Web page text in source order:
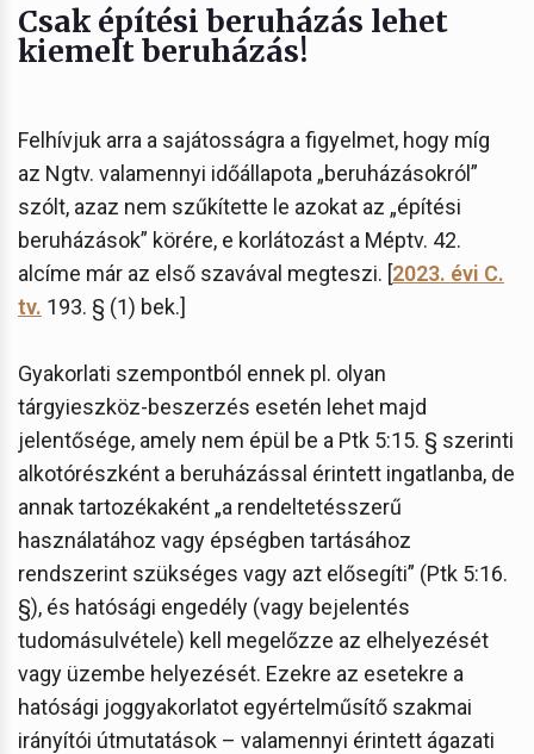
Csak építési beruházás lehet
kiemelt beruházás!
Felhívjuk arra a sajátosságra a figyelmet, hogy míg
az Ngtv. valamennyi időállapota „beruházásokról”
szólt, azaz nem szűkítette le azokat az „építési
beruházások” körére, e korlátozást a Méptv. 42.
alcíme már az első szavával megteszi. [2023. évi C.
tv. 193. § (1) bek.]
Gyakorlati szempontból ennek pl. olyan
tárgyieszköz-beszerzés esetén lehet majd
jelentősége, amely nem épül be a Ptk 5:15. § szerinti
alkotórészként a beruházással érintett ingatlanba, de
annak tartozékaként „a rendeltetésszerű
használatához vagy épségben tartásához
rendszerint szükséges vagy azt elősegíti” (Ptk 5:16.
§), és hatósági engedély (vagy bejelentés
tudomásulvétele) kell megelőzze az elhelyezését
vagy üzembe helyezését. Ezekre az esetekre a
hatósági joggyakorlatot egyértelműsítő szakmai
irányítói útmutatások – valamennyi érintett ágazati